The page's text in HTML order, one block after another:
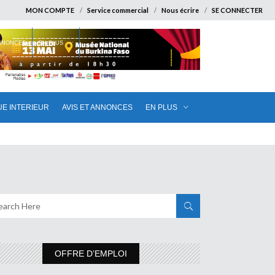
MON COMPTE Service commercial Nous écrire SE CONNECTER
INTERIEUR AVIS ET ANNONCES EN PLUS
EN PLUS
OFFRE D’EMPLOI